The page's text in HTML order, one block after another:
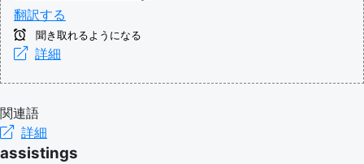
翻訳する
聞き取れるようになる
詳細
関連語
詳細
assistings